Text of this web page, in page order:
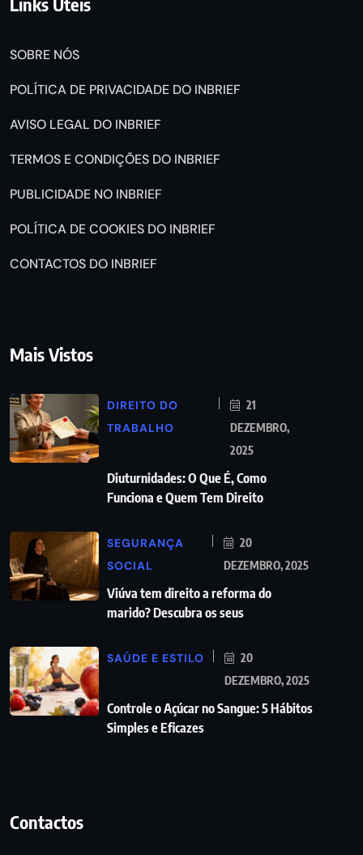
SOBRE NÓS
POLÍTICA DE PRIVACIDADE DO INBRIEF
AVISO LEGAL DO INBRIEF
TERMOS E CONDIÇÕES DO INBRIEF
PUBLICIDADE NO INBRIEF
POLÍTICA DE COOKIES DO INBRIEF
CONTACTOS DO INBRIEF
Mais Vistos
DIREITO DO
TRABALHO
21
DEZEMBRO,
2025
Diuturnidades: O Que É, Como
Funciona e Quem Tem Direito
SEGURANÇA
SOCIAL
20
DEZEMBRO, 2025
Viúva tem direito a reforma do
marido? Descubra os seus
SAÚDE E ESTILO
20
DEZEMBRO, 2025
Controle o Açúcar no Sangue: 5 Hábitos
Simples e Eficazes
Contactos